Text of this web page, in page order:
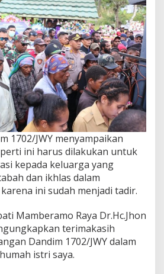
1702/JWY menyampaikan
ini harus dilakukan untuk
kepada keluarga yang
dan ikhlas dalam
ini sudah menjadi tadir.
Mamberamo Raya Dr.Hc.Jhon
terimakasih
Dandim 1702/JWY dalam
istri saya.